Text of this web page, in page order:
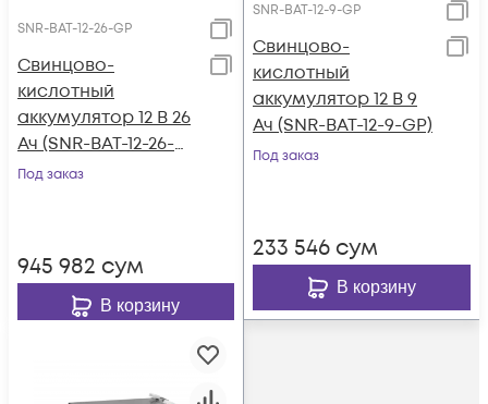
SNR-BAT-12-26-GP
Свинцово-
кислотный
аккумулятор 12 В 26
Ач (SNR-BAT-12-26-
GP)
Под заказ
945 982 сум
В корзину
SNR-BAT-12-9-GP
Свинцово-
кислотный
аккумулятор 12 В 9
Ач (SNR-BAT-12-9-GP)
Под заказ
233 546 сум
В корзину